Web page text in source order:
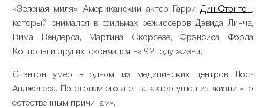
«Зеленая миля». Американский актер Гарри Дин Стэнтон,
который снимался в фильмах режиссеров Дэвида Линча,
Вима Вендерса, Мартина Скорсезе, Фрэнсиса Форда
Копполы и других, скончался на 92 году жизни.
Стэнтон умер в одном из медицинских центров Лос-
Анджелеса. По словам его агента, актер ушел из жизни «по
естественным причинам».